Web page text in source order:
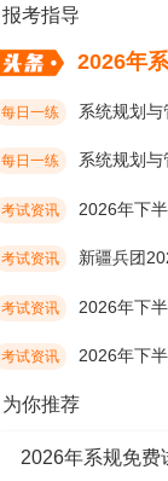
报考指导
2026年
每日一练 系统规划与
每日一练 系统规划与
考试资讯
考试资讯 新疆兵团
考试资讯
考试资讯 2026年下
为你推荐
2026年系规免费